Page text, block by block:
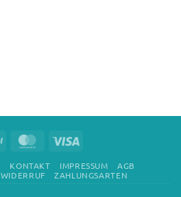
PayPal MasterCard
KONTAKT IMPRESSUM
AGB
WIDERRUF ZAHLUNGSARTEN